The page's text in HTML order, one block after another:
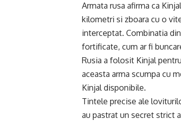
Armata rusa afirma ca
kilometri si zboara cu o
interceptat. Combinatia
fortificate, cum ar fi
Rusia a folosit Kinjal
aceasta arma scumpa cu
Kinjal disponibile.
Tintele precise ale
au pastrat un secret strict